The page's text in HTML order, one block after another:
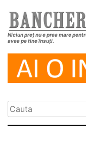
Niciun preț nu e prea mare
avea pe tine însuți.